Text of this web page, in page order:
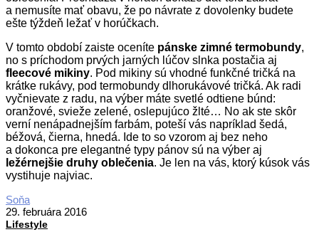
a nemusíte mať obavu, že po návrate z dovolenky budete
ešte týždeň ležať v horúčkach.
V tomto období zaiste oceníte pánske zimné termobundy,
no s príchodom prvých jarných lúčov slnka postačia aj
fleecové mikiny. Pod mikiny sú vhodné funkčné tričká na
krátke rukávy, pod termobundy dlhorukávové tričká. Ak radi
vyčnievate z radu, na výber máte svetlé odtiene búnd:
oranžové, svieže zelené, oslepujúco žlté… No ak ste skôr
verní nenápadnejším farbám, poteší vás napríklad šedá,
béžová, čierna, hnedá. Ide to so vzorom aj bez neho
a dokonca pre elegantné typy pánov sú na výber aj
ležérnejšie druhy oblečenia. Je len na vás, ktorý kúsok vás
vystihuje najviac.
2016-
02-
29
Soňa
29. februára 2016
Lifestyle